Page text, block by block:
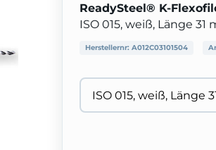
ReadySteel® K-
ISO 015, weiß, Länge
Herstellernr: A012C03101504